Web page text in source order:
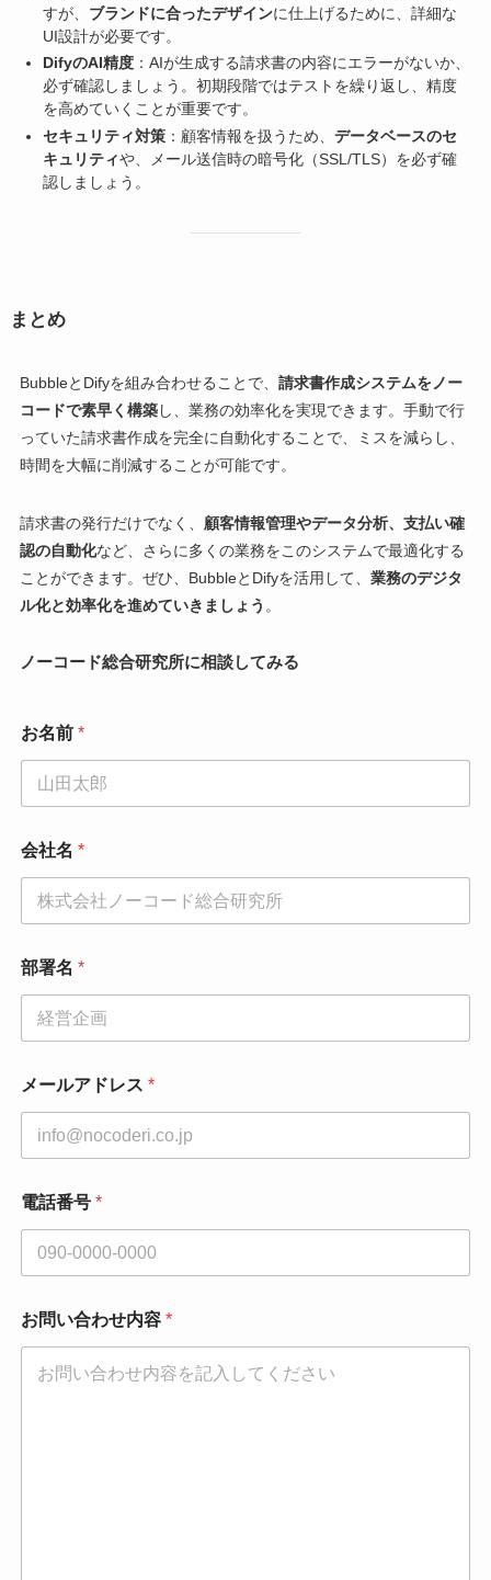
すが、 ブランドに合ったデザインに仕上げるために、詳細な
UI設計が必要です。
DifyのAI精度：AIが生成する請求書の内容にエラーがないか、
必ず確認しましょう。初期段階ではテストを繰り返し、精度
を高めていくことが重要です。
セキュリティ対策：顧客情報を扱うため、 データベースのセ
キュリティや、メール送信時の暗号化（SSL/TLS）を必ず確
認しましょう。
まとめ
BubbleとDifyを組み合わせることで、 請求書作成システムをノー
コードで素早く構築し、業務の効率化を実現できます。手動で行
っていた請求書作成を完全に自動化することで、ミスを減らし、
時間を大幅に削減することが可能です。
請求書の発行だけでなく、 顧客情報管理やデータ分析、支払い確
認の自動化など、さらに多くの業務をこのシステムで最適化する
ことができます。ぜひ、BubbleとDifyを活用して、 業務のデジタ
ル化と効率化を進めていきましょう 。
ノーコード総合研究所に相談してみる
お名前 *
会社名 *
部署名 *
ー
ル
ド
ス
同
事
メールアドレス *
電話番号 *
お問い合わせ内容 *